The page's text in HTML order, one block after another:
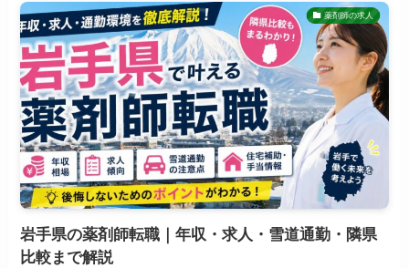
薬剤師の求人
岩手県の薬剤師転職｜年収・求人・雪道通勤・隣県
比較まで解説